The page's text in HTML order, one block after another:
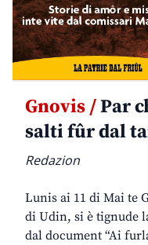
Gnovis /Par
salti fûr dal
Redazion
Lunis ai 11 di Mai te
di Udin, si è tignude
dal document “Ai